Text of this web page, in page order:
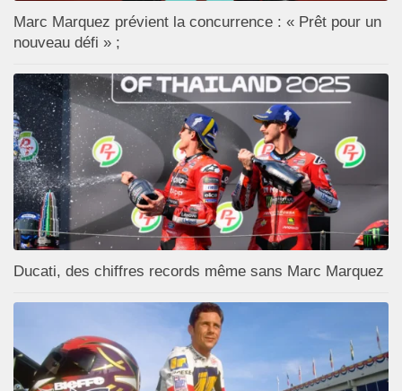
Marc Marquez prévient la concurrence : « Prêt pour un
nouveau défi » ;
Ducati, des chiffres records même sans Marc Marquez